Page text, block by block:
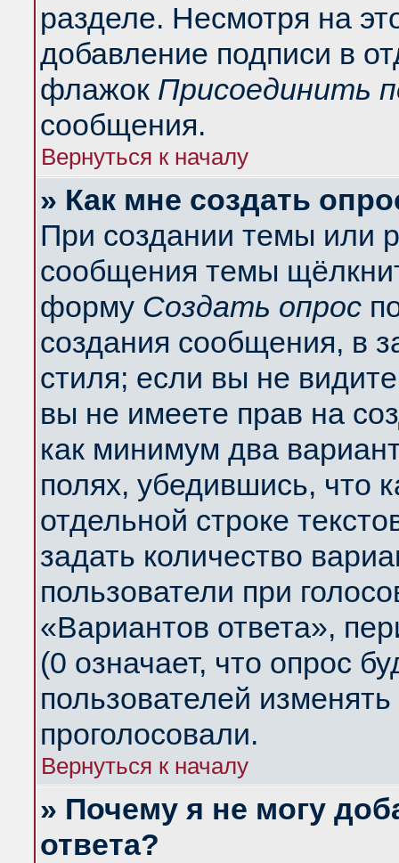
разделе. Несмотря на
добавление подписи в
флажок Присоединить
сообщения.
Вернуться к началу
» Как мне создать
При создании темы или
сообщения темы
форму Создать опрос
создания сообщения, в
стиля; если вы не
вы не имеете прав на
как минимум два
полях, убедившись, что
отдельной строке
задать количество
пользователи при
«Вариантов ответа»,
(0 означает, что опрос
пользователей
проголосовали.
Вернуться к началу
» Почему я не могу
ответа?